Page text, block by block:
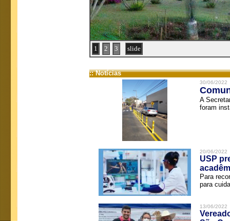
1 2 3 slide
:: Notícias
30/06/2022
A
foram
20/06/2022
USP
Para
para
13/06/2022